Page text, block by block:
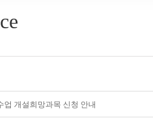
업 개설희망과목 신청 안내